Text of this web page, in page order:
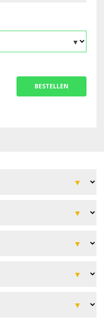
BESTELLEN